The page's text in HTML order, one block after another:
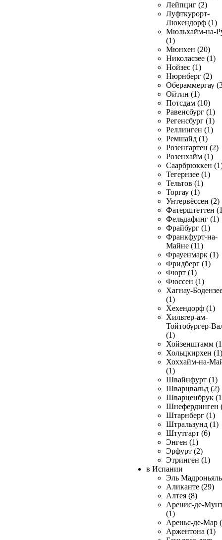
Лейпциг (2)
Луфткурорт-
Люкендорф (1)
Мюльхайм-на-
(1)
Мюнхен (20)
Николасзее (1)
Нойзес (1)
Нюрнберг (2)
Обераммергау
Ойтин (1)
Потсдам (10)
Равенсбург (1)
Регенсбург (1)
Реллинген (1)
Ремшайд (1)
Розенгартен (2)
Розенхайм (1)
Саарбрюккен
Тегернзее (1)
Тельтов (1)
Торгау (1)
Унтервёссен (2)
Фатерштеттен
Фельдафинг (1)
Фрайбург (1)
Франкфурт-на-
Майне (11)
Фрауенмарк (1)
Фридберг (1)
Фюрт (1)
Фюссен (1)
Хагнау-
(1)
Хехендорф (1)
Хильтер-ам-
Тойтобургер-
(1)
Хойзенштамм
Хольцкирхен (1)
Хоххайм-на-
(1)
Швайнфурт (1)
Шварцвальд (2)
Шварценбрук
Шнефердинген
Штарнберг (1)
Штральзунд (1)
Штутгарт (6)
Энген (1)
Эрфурт (2)
Этринген (1)
в Испании
Эль
Аликанте (29)
Алтея (8)
Аренис-де-
(1)
Ареньс-де-Мар
Аржентона (1)